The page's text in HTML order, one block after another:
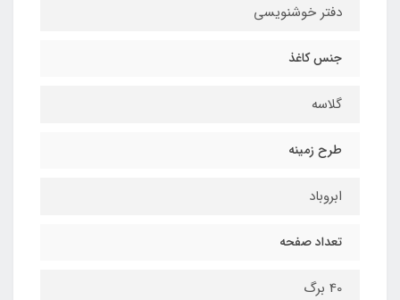
دفتر خوشنویسی
جنس کاغذ
گلاسه
طرح زمینه
ابروباد
تعداد صفحه
40 برگ